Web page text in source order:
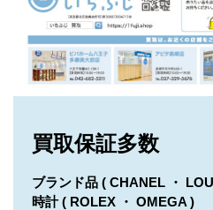
買取保証多数
ブランド品 ( CHANEL ・
時計 ( ROLEX ・ OMEGA )